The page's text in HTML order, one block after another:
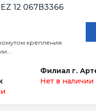
12 067В3366
крепления
Филиал г.
Нет в наличии